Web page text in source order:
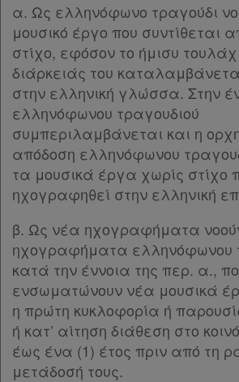
α. Ως ελληνόφωνο τραγούδι
μουσικό έργο που συντίθεται
στίχο, εφόσον το ήμισυ
διάρκειάς του
στην ελληνική γλώσσα. Στην
ελληνόφωνου τραγουδιού
συμπεριλαμβάνεται και η
απόδοση ελληνόφωνου
τα μουσικά έργα χωρίς στίχο
ηχογραφηθεί στην ελληνική
β. Ως νέα ηχογραφήματα
ηχογραφήματα ελληνόφωνου
κατά την έννοια της περ. α.,
ενσωματώνουν νέα μουσικά
η πρώτη κυκλοφορία ή
ή κατ’ αίτηση διάθεση στο
έως ένα (1) έτος πριν από τη
μετάδοσή τους.